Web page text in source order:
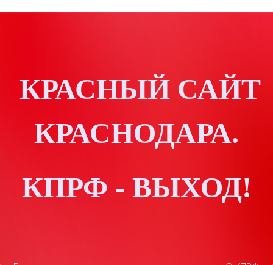
КРАСНЫЙ САЙТ
КРАСНОДАРА.
КПРФ - ВЫХОД!